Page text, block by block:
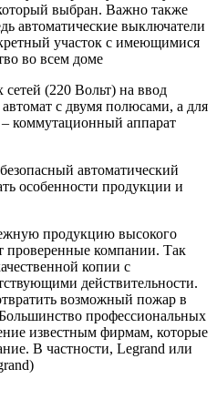
выбран. Важно также
автоматические выключатели
участок с имеющимися
во всем доме
(220 Вольт) на ввод
с двумя полюсами, а для
– коммутационный аппарат
автоматический
особенности продукции и
продукцию высокого
проверенные компании. Так
копии с
действительности.
возможный пожар в
профессиональных
известным фирмам, которые
В частности, Legrand или